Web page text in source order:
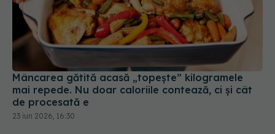
Mâncarea gătită acasă „topește” kilogramele
mai repede. Nu doar caloriile contează, ci și cât
de procesată e
23 iun 2026, 16:30